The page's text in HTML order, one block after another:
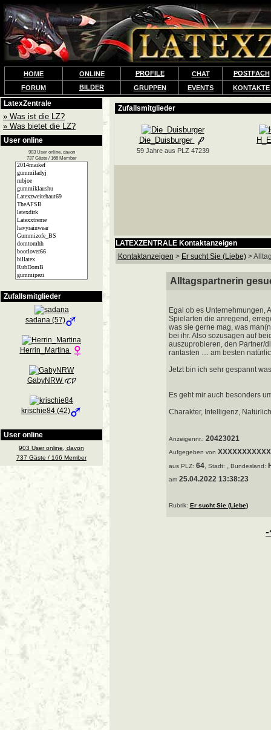
HOME ONLINE PROFILE CHAT
POSTFACH
FORUM
BILDER GRUPPEN EVENTS KONTAKTE
LatexZentrale
» Was ist die LZ?
» Was bietet die LZ?
User online
903 User online, davon
737 Gäste / 166 Member
Zufallsmitglieder
sadana (57)
Herrin_Martina
GabyNRW
krischie84 (42)
User online
903 User online, davon
737 Gäste / 166 Member
LATEXZENTRALE Kontaktanzeigen
Kontaktanzeigen > Er sucht Sie (Liebe)>
Alltagspartnerin
Egal ob es Unternehmungen,
Spielarten die anregend,
was sie gerne mag, was
bei ihr. Also sozusagen auf
auszuprobieren, den Partner/
rantasten … am besten
Jetzt bin ich sehr gespannt
Es geht mir auch besonders
Charakter, Intelligenz,
Anzeigennr.: 20423021
Aufgegeben von
aus PLZ: 64, Stadt: , Bundesland:
am 25.04.2022 13:38:23
Rubrik: Er sucht Sie (Liebe)